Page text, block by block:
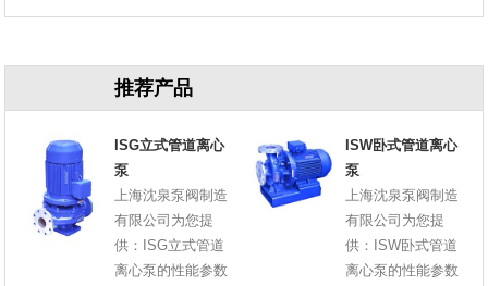
推荐产品
ISG立式管道离心
泵
上海沈泉泵阀制造
有限公司为您提
供：ISG立式管道
离心泵的性能参数
ISW卧式管道离心
泵
上海沈泉泵阀制造
有限公司为您提
供：ISW卧式管道
离心泵的性能参数